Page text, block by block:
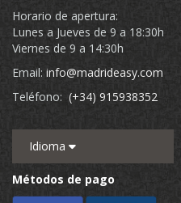
Horario de apertura:
Lunes a Jueves de 9 a 18:30h
Viernes de 9 a 14:30h
Email: info@madrideasy.com
Teléfono: (+34) 915938352
Idioma
Métodos de pago